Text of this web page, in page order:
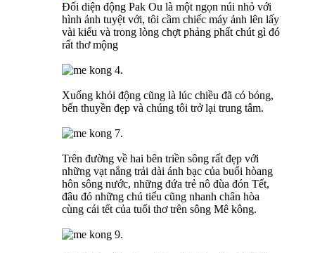
Đối diện động Pak Ou là một ngọn núi nhỏ với
hình ảnh tuyệt với, tôi cầm chiếc máy ảnh lên lấy
vài kiểu và trong lòng chợt phảng phất chút gì đó
rất thơ mộng
Xuống khỏi động cũng là lúc chiều đã có bóng,
bến thuyền đẹp và chúng tôi trở lại trung tâm.
Trên đường về hai bên triền sông rất đẹp với
những vạt nắng trải dài ánh bạc của buổi hòang
hôn sông nước, những đứa trẻ nô đùa đón Tết,
đâu đó những chú tiểu cũng nhanh chân hòa
cùng cái tết của tuổi thơ trên sông Mê kông.